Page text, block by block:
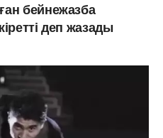
бейнежазба
деп жазады